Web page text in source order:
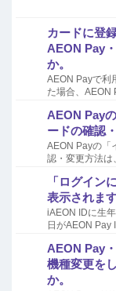
カードに登
AEON Pay
か。
AEON Payで利
た場合、AEON
AEON Pay
ードの確認
AEON Payの「
認・変更方法は
「ログイン
表示されます
iAEON IDに生
日がAEON Pay
AEON Pay
機種変更を
か。